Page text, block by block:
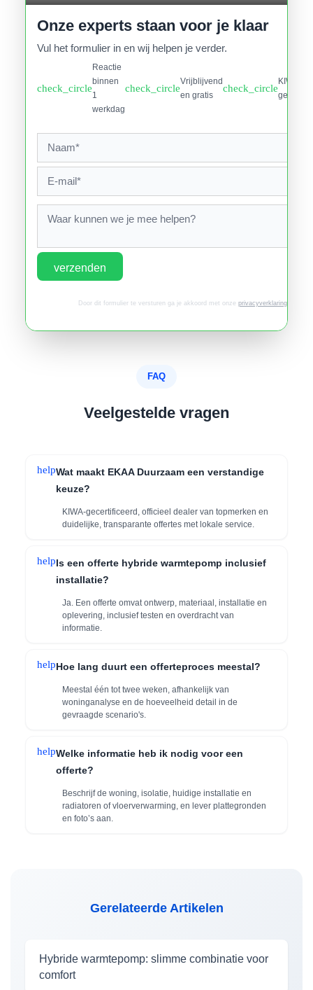
Onze experts staan voor je klaar
Vul het formulier in en wij helpen je verder.
check_circle
Reactie
binnen
1
werkdag
check_circle
Vrijblijvend
en gratis
check_circle
KIWA
verzenden
Door dit formulier te versturen ga je akkoord met onze privacyverklaring.
FAQ
Veelgestelde vragen
helpWat maakt EKAA Duurzaam een verstandige
keuze?
KIWA-gecertificeerd, officieel dealer van topmerken en
duidelijke, transparante offertes met lokale service.
helpIs een offerte hybride warmtepomp inclusief
installatie?
Ja. Een offerte omvat ontwerp, materiaal, installatie en
oplevering, inclusief testen en overdracht van
informatie.
helpHoe lang duurt een offerteproces meestal?
Meestal één tot twee weken, afhankelijk van
woninganalyse en de hoeveelheid detail in de
gevraagde scenario's.
helpWelke informatie heb ik nodig voor een
offerte?
Beschrijf de woning, isolatie, huidige installatie en
radiatoren of vloerverwarming, en lever plattegronden
en foto’s aan.
Gerelateerde Artikelen
Hybride warmtepomp: slimme combinatie voor
comfort